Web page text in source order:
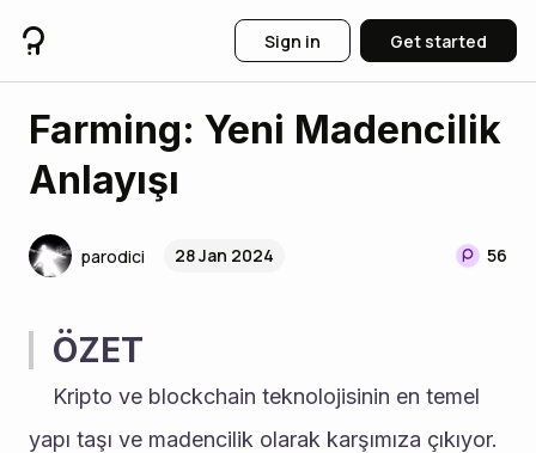
Sign in Get started
Farming: Yeni Madencilik
Anlayışı
parodici 28 Jan 2024 56
ÖZET
yapı taşı ve madencilik olarak karşımıza çıkıyor.